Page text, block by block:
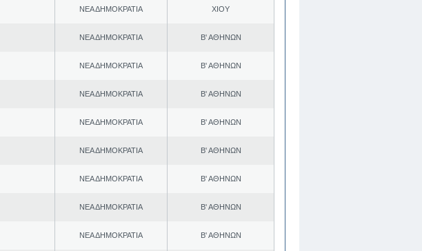
ΝΕΑ ΔΗΜΟΚΡΑΤΙΑ ΧΙΟΥ
ΝΕΑ ΔΗΜΟΚΡΑΤΙΑ Β' ΑΘΗΝΩΝ
ΝΕΑ ΔΗΜΟΚΡΑΤΙΑ Β' ΑΘΗΝΩΝ
ΝΕΑ ΔΗΜΟΚΡΑΤΙΑ Β' ΑΘΗΝΩΝ
ΝΕΑ ΔΗΜΟΚΡΑΤΙΑ Β' ΑΘΗΝΩΝ
ΝΕΑ ΔΗΜΟΚΡΑΤΙΑ Β' ΑΘΗΝΩΝ
ΝΕΑ ΔΗΜΟΚΡΑΤΙΑ Β' ΑΘΗΝΩΝ
ΝΕΑ ΔΗΜΟΚΡΑΤΙΑ Β' ΑΘΗΝΩΝ
ΝΕΑ ΔΗΜΟΚΡΑΤΙΑ Β' ΑΘΗΝΩΝ